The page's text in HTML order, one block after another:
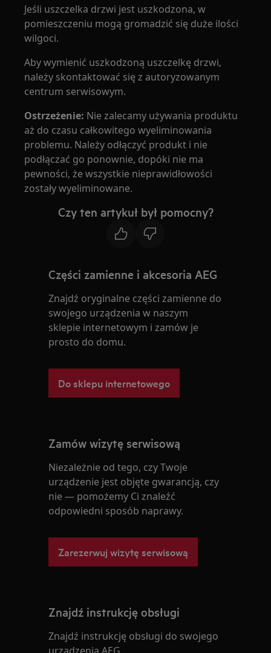
Jeśli uszczelka drzwi jest uszkodzona, w
pomieszczeniu mogą gromadzić się duże ilości
wilgoci.
Aby wymienić uszkodzoną uszczelkę drzwi,
należy skontaktować się z autoryzowanym
centrum serwisowym.
Ostrzeżenie: Nie zalecamy używania produktu
aż do czasu całkowitego wyeliminowania
problemu. Należy odłączyć produkt i nie
podłączać go ponownie, dopóki nie ma
pewności, że wszystkie nieprawidłowości
zostały wyeliminowane.
Czy ten artykuł był pomocny?
Części zamienne i akcesoria AEG
Znajdź oryginalne części zamienne do
swojego urządzenia w naszym
sklepie internetowym i zamów je
prosto do domu.
Do sklepu internetowego
Zamów wizytę serwisową
Niezależnie od tego, czy Twoje
urządzenie jest objęte gwarancją, czy
nie — pomożemy Ci znaleźć
odpowiedni sposób naprawy.
Zarezerwuj wizytę serwisową
Znajdź instrukcję obsługi
Znajdź instrukcję obsługi do swojego